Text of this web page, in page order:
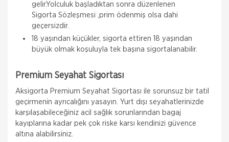
gelir.Yolculuk başladıktan sonra düzenlenen
Sigorta Sözleşmesi ,prim ödenmiş olsa dahi
geçersizdir.
18 yaşından küçükler, sigorta ettiren 18 yaşından
büyük olmak koşuluyla tek başına sigortalanabilir.
Premium Seyahat Sigortası
Aksigorta Premium Seyahat Sigortası ile sorunsuz bir tatil
geçirmenin ayrıcalığını yasayın. Yurt dışı seyahatlerinizde
karşılaşabileceğiniz acil sağlık sorunlarından bagaj
kayıplarına kadar pek çok riske karsı kendinizi güvence
altına alabilirsiniz.
Zorunlu Deprem Sigortası
Zorunlu Deprem Sigortası depremin, deprem
sonucu yangın, infilak, tsunami ve yer kaymasının
sigortalı binalarda neden olacağı hasarlara karşı
güvence sağlar. Teminatı Doğal Afetler
Aksigorta
İş Yeri Sigortası